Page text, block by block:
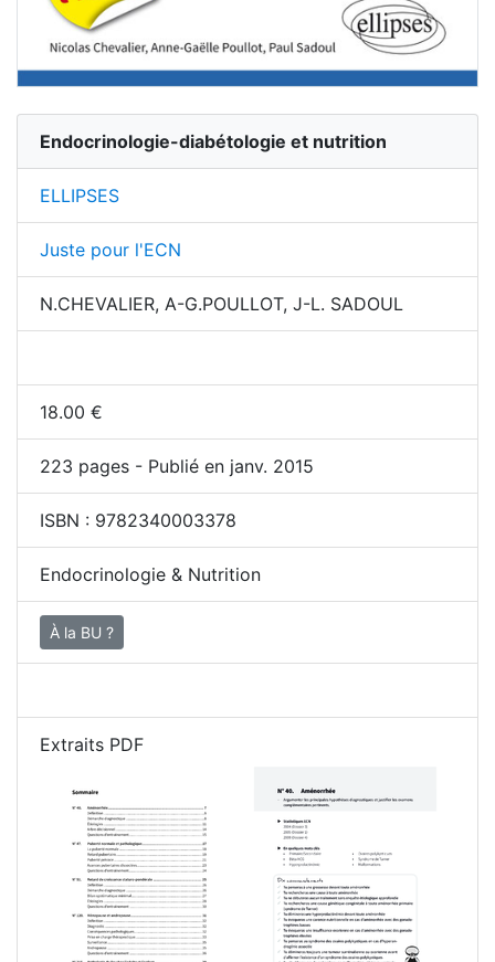
Endocrinologie-diabétologie et nutrition
ELLIPSES
Juste pour l'ECN
N.CHEVALIER, A-G.POULLOT, J-L. SADOUL
18.00 €
223 pages - Publié en janv. 2015
ISBN : 9782340003378
Endocrinologie & Nutrition
À la BU ?
Extraits PDF